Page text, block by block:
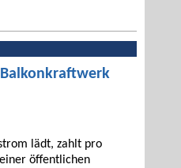
lädt, zahlt pro
öffentlichen